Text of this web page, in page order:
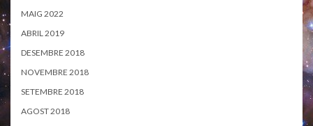
MAIG 2022
ABRIL 2019
DESEMBRE 2018
NOVEMBRE 2018
SETEMBRE 2018
AGOST 2018